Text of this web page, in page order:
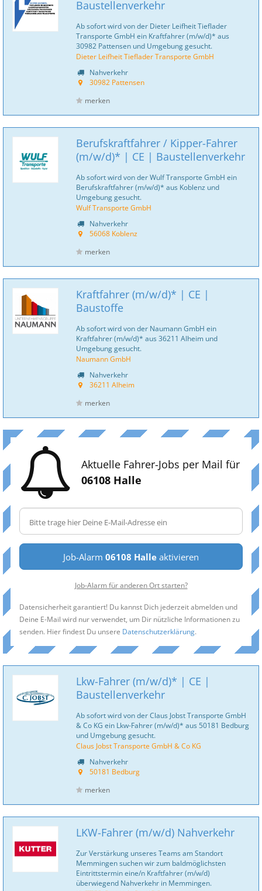
Baustellenverkehr
Ab sofort wird von der Dieter Leifheit Tieflader
Transporte GmbH ein Kraftfahrer (m/w/d)* aus
30982 Pattensen und Umgebung gesucht.
Dieter Leifheit Tieflader Transporte GmbH
Nahverkehr
30982 Pattensen
merken
Berufskraftfahrer / Kipper-Fahrer
(m/w/d)* | CE | Baustellenverkehr
Ab sofort wird von der Wulf Transporte GmbH ein
Berufskraftfahrer (m/w/d)* aus Koblenz und
Umgebung gesucht.
Wulf Transporte GmbH
Nahverkehr
56068 Koblenz
merken
Kraftfahrer (m/w/d)* | CE |
Baustoffe
Ab sofort wird von der Naumann GmbH ein
Kraftfahrer (m/w/d)* aus 36211 Alheim und
Umgebung gesucht.
Naumann GmbH
Nahverkehr
36211 Alheim
merken
Aktuelle Fahrer-Jobs per Mail für
06108 Halle
Job-Alarm 06108 Halle aktivieren
Job-Alarm für anderen Ort starten?
Datensicherheit garantiert! Du kannst Dich jederzeit abmelden und
Deine E-Mail wird nur verwendet, um Dir nützliche Informationen zu
senden. Hier findest Du unsere Datenschutzerklärung.
Lkw-Fahrer (m/w/d)* | CE |
Baustellenverkehr
Ab sofort wird von der Claus Jobst Transporte GmbH
& Co KG ein Lkw-Fahrer (m/w/d)* aus 50181 Bedburg
und Umgebung gesucht.
Claus Jobst Transporte GmbH & Co KG
Nahverkehr
50181 Bedburg
merken
LKW-Fahrer (m/w/d) Nahverkehr
Zur Verstärkung unseres Teams am Standort
Memmingen suchen wir zum baldmöglichsten
Eintrittstermin eine/n Kraftfahrer (m/w/d)
überwiegend Nahverkehr in Memmingen.